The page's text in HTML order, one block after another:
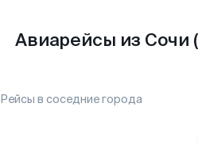
Авиарейсы из Сочи
Рейсы в соседние города